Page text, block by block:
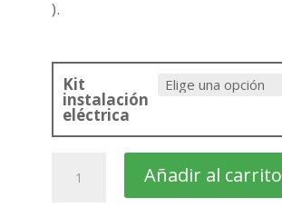
).
Kit
instalación
eléctrica
Compass
Añadir al carrito